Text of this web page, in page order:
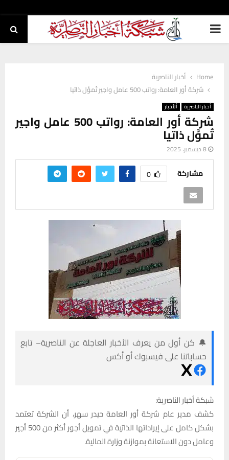
PRIMARY
Home
أخبار الناصرية
شركة أور العامة: رواتب 500 عامل واجير تُموَّل ذاتيا
أخبار الناصرية ألأخبار
شركة أور العامة: رواتب 500 عامل واجير
تُموَّل ذاتيا
8 ديسمبر، 2025
مشاركة 0
🔔 كن أول من يعرف الأخبار العاجلة عن الناصرية– تابع
حساباتنا على فيسبوك أو أكس
شبكة أخبار الناصرية:
كشف مدير عام شركة أور العامة حيدر سهر، أن الشركة تعتمد
بشكل كامل على إيراداتها الذاتية في تمويل أجور أكثر من 500 أجير
وعامل دون الاستعانة بموازنة وزارة المالية.